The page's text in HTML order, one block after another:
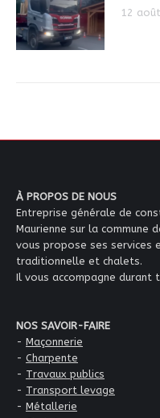
12
À PROPOS DE NOUS
Entreprise générale de
Maurienne sur la commune
vous propose ses services
traditionnelle et chalets.
Il vous accompagne
NOS SAVOIR-FAIRE
- Maçonnerie
- Charpente
- Travaux publics
- Transport levage
- Métallerie